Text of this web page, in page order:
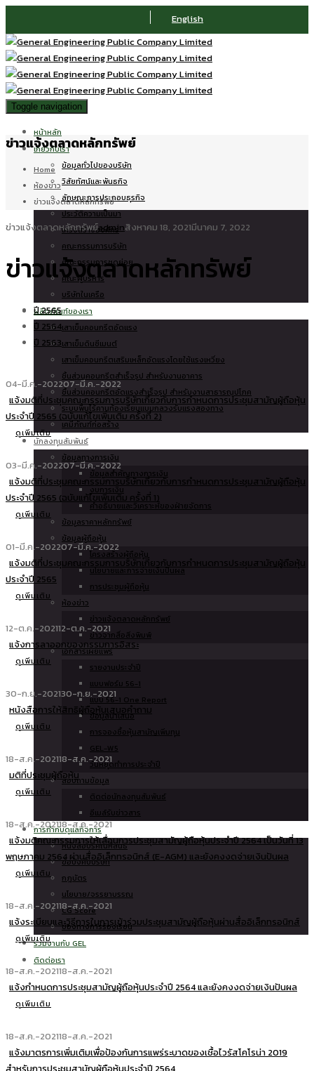
English
Toggle navigation
หน้าหลัก
เกี่ยวกับเรา
ข้อมูลทั่วไปของบริษัท
วิสัยทัศน์และพันธกิจ
ลักษณะการประกอบธุรกิจ
ประวัติความเป็นมา
โครงสร้างองค์กร
คณะกรรมการบริษัท
คณะกรรมการชุดย่อย
คณะผู้บริหาร
บริษัทในเครือ
ผลิตภัณฑ์ของเรา
เสาเข็มคอนกรีตอัดแรง
เสาเข็มดินซีเมนต์
เสาเข็มคอนกรีตเสริมเหล็กอัดแรงโดยใช้แรงเหวี่ยง
ชิ้นส่วนคอนกรีตสำเร็จรูป สำหรับงานอาคาร
ชิ้นส่วนคอนกรีตอัดแรงสำเร็จรูป สำหรับงานสาธารณูปโภค
ระบบพื้นไร้คานท้องเรียบแบบกลวงรับแรงสองทาง
เคมีภัณฑ์ก่อสร้าง
นักลงทุนสัมพันธ์
ข้อมูลทางการเงิน
ข้อมูลสำคัญทางการเงิน
งบการเงิน
คำอธิบายและวิเคราะห์ของฝ่ายจัดการ
ข้อมูลราคาหลักทรัพย์
ข้อมูลผู้ถือหุ้น
โครงสร้างผู้ถือหุ้น
นโยบายและการจ่ายเงินปันผล
การประชุมผู้ถือหุ้น
ห้องข่าว
ข่าวแจ้งตลาดหลักทรัพย์
ข่าวจากสื่อสิ่งพิมพ์
เอกสารเผยแพร่
รายงานประจำปี
แบบฟอร์ม 56-1
แบบ 56-1 One Report
ข้อมูลนำเสนอ
การจองซื้อหุ้นสามัญเพิ่มทุน
GEL-W5
วันหยุดทำการประจำปี
สอบถามข้อมูล
ติดต่อนักลงทุนสัมพันธ์
อีเมล์รับข่าวสาร
การกำกับดูแลกิจการ
หนังสือบริคณห์สนธิ
ข้อบังคับบริษัท
กฎบัตร
นโยบาย/จรรยาบรรณ
CG Score
ช่องทางการร้องเรียน
ร่วมงานกับ GEL
ติดต่อเรา
ข่าวแจ้งตลาดหลักทรัพย์
Home
ห้องข่าว
ข่าวแจ้งตลาดหลักทรัพย์
ข่าวแจ้งตลาดหลักทรัพย์adminสิงหาคม 18, 2021มีนาคม 7, 2022
ข่าวแจ้งตลาดหลักทรัพย์
ปี 2565
ปี 2564
ปี 2563
04-มี.ค.-202207-มี.ค.-2022
แจ้งมติที่ประชุมคณะกรรมการบริษัทเกี่ยวกับการกำหนดการประชุมสามัญผู้ถือหุ้น
ประจำปี 2565 (ฉบับแก้ไขเพิ่มเติม ครั้งที่ 2)
ดูเพิ่มเติม
03-มี.ค.-202207-มี.ค.-2022
แจ้งมติที่ประชุมคณะกรรมการบริษัทเกี่ยวกับการกำหนดการประชุมสามัญผู้ถือหุ้น
ประจำปี 2565 (ฉบับแก้ไขเพิ่มเติม ครั้งที่ 1)
ดูเพิ่มเติม
01-มี.ค.-202207-มี.ค.-2022
แจ้งมติที่ประชุมคณะกรรมการบริษัทเกี่ยวกับการกำหนดการประชุมสามัญผู้ถือหุ้น
ประจำปี 2565
ดูเพิ่มเติม
12-ต.ค.-202112-ต.ค.-2021
แจ้งการลาออกของกรรมการอิสระ
ดูเพิ่มเติม
30-ก.ย.-202130-ก.ย.-2021
หนังสือการให้สิทธิผู้ถือหุ้นเสนอคำถาม
ดูเพิ่มเติม
18-ส.ค.-202118-ส.ค.-2021
มติที่ประชุมผู้ถือหุ้น
ดูเพิ่มเติม
18-ส.ค.-202118-ส.ค.-2021
แจ้งมติคณะกรรมการให้เลื่อนการประชุมสามัญผู้ถือหุ้นประจำปี 2564 เป็นวันที่ 13
พฤษภาคม 2564 ผ่านสื่ออิเล็กทรอนิกส์ (E-AGM) และยังคงงดจ่ายเงินปันผล
ดูเพิ่มเติม
18-ส.ค.-202118-ส.ค.-2021
แจ้งระเบียบและวิธีการในการเข้าร่วมประชุมสามัญผู้ถือหุ้นผ่านสื่ออิเล็กทรอนิกส์
ดูเพิ่มเติม
18-ส.ค.-202118-ส.ค.-2021
แจ้งกำหนดการประชุมสามัญผู้ถือหุ้นประจำปี 2564 และยังคงงดจ่ายเงินปันผล
ดูเพิ่มเติม
18-ส.ค.-202118-ส.ค.-2021
แจ้งมาตรการเพิ่มเติมเพื่อป้องกันการแพร่ระบาดของเชื้อไวรัสโคโรน่า 2019